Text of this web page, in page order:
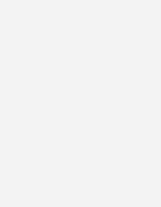
damit einverstanden, über
eine Abmeldung ist
mit Daten finden Sie
einen unserer weiteren